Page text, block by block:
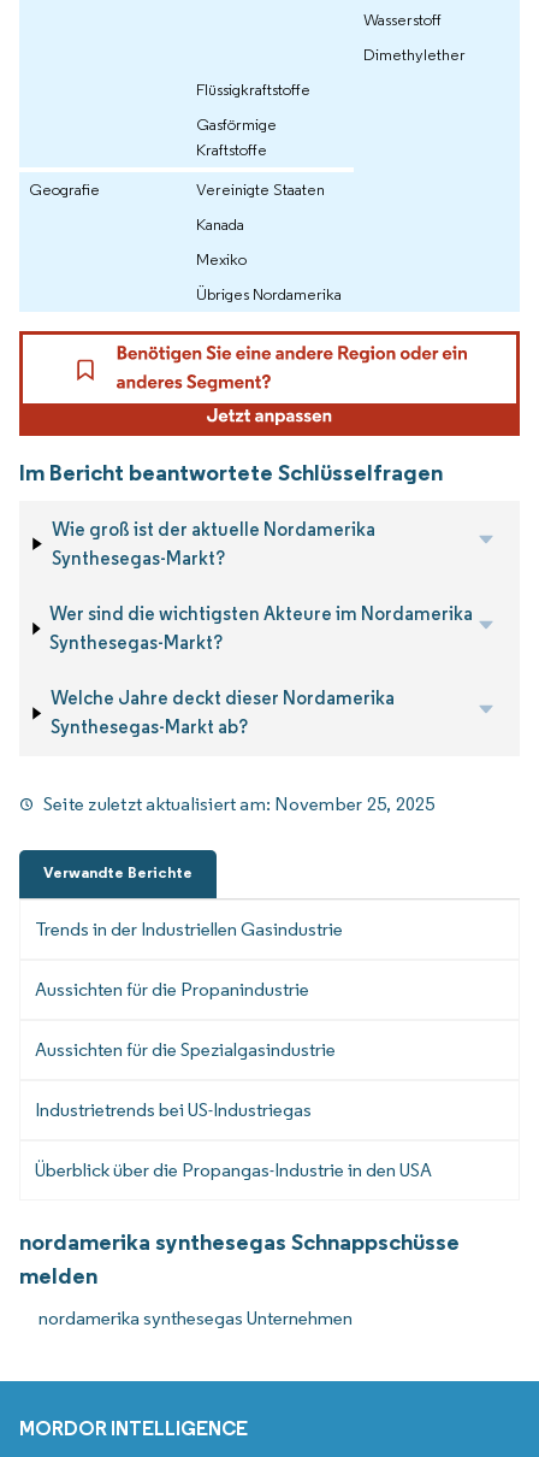
Wasserstoff
Dimethylether
Flüssigkraftstoffe
Gasförmige
Kraftstoffe
Geografie
Vereinigte Staaten
Kanada
Mexiko
Übriges Nordamerika
Im Bericht beantwortete Schlüsselfragen
Wie groß ist der aktuelle Nordamerika
Synthesegas-Markt?
Wer sind die wichtigsten Akteure im Nordamerika
Synthesegas-Markt?
Welche Jahre deckt dieser Nordamerika
Synthesegas-Markt ab?
Seite zuletzt aktualisiert am: November 25, 2025
Verwandte Berichte
Trends in der Industriellen Gasindustrie
Aussichten für die Propanindustrie
Aussichten für die Spezialgasindustrie
Industrietrends bei US-Industriegas
Überblick über die Propangas-Industrie in den USA
nordamerika synthesegas Schnappschüsse
melden
nordamerika synthesegas Unternehmen
MORDOR INTELLIGENCE